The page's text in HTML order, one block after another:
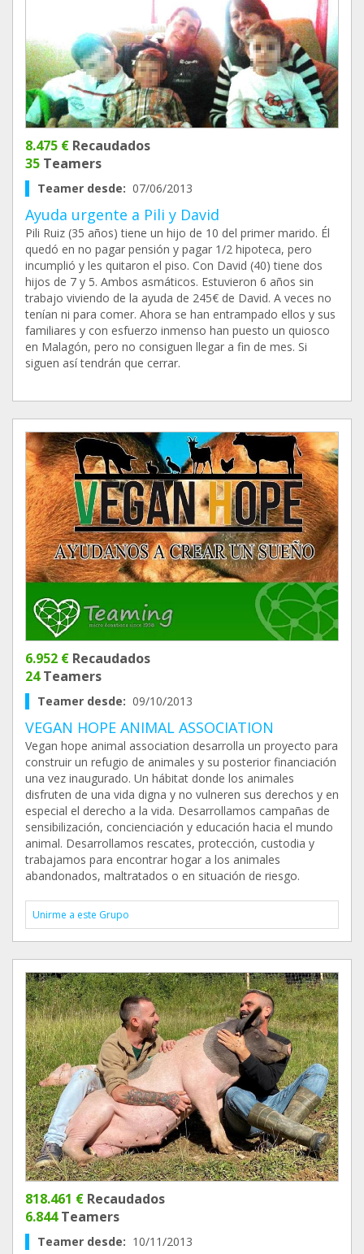
8.475 € Recaudados
35 Teamers
Teamer desde: 07/06/2013
Ayuda urgente a Pili y David
Pili Ruiz (35 años) tiene un hijo de 10 del primer marido. Él
quedó en no pagar pensión y pagar 1/2 hipoteca, pero
incumplió y les quitaron el piso. Con David (40) tiene dos
hijos de 7 y 5. Ambos asmáticos. Estuvieron 6 años sin
trabajo viviendo de la ayuda de 245€ de David. A veces no
tenían ni para comer. Ahora se han entrampado ellos y sus
familiares y con esfuerzo inmenso han puesto un quiosco
en Malagón, pero no consiguen llegar a fin de mes. Si
siguen así tendrán que cerrar.
6.952 € Recaudados
24Teamers
Teamer desde: 09/10/2013
VEGAN HOPE ANIMAL ASSOCIATION
Vegan hope animal association desarrolla un proyecto para
construir un refugio de animales y su posterior financiación
una vez inaugurado. Un hábitat donde los animales
disfruten de una vida digna y no vulneren sus derechos y en
especial el derecho a la vida. Desarrollamos campañas de
sensibilización, concienciación y educación hacia el mundo
animal. Desarrollamos rescates, protección, custodia y
trabajamos para encontrar hogar a los animales
abandonados, maltratados o en situación de riesgo.
Unirme a este Grupo
818.461 € Recaudados
6.844Teamers
Teamer desde: 10/11/2013